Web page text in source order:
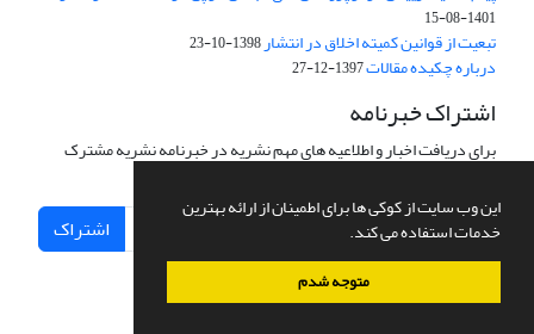
این وب سایت از کوکی ها برای اطمینان از ارائه بهترین
خدمات استفاده می کند.
متوجه شدم
1401-08-15
تبعیت از قوانین کمیته اخلاق در انتشار1398-10-23
درباره چکیده مقالات1397-12-27
اشتراک خبرنامه
برای دریافت اخبار و اطلاعیه های مهم نشریه در خبرنامه نشریه مشترک
اشتراک